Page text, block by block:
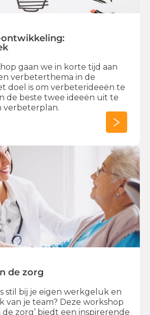
gaan we in korte tijd aan
verbeterthema in de
doel is om verbeterideeën te
de beste twee ideeën uit te
verbeterplan.
de zorg
stil bij je eigen werkgeluk en
van je team? Deze workshop
de zorg’ biedt een inspirerende